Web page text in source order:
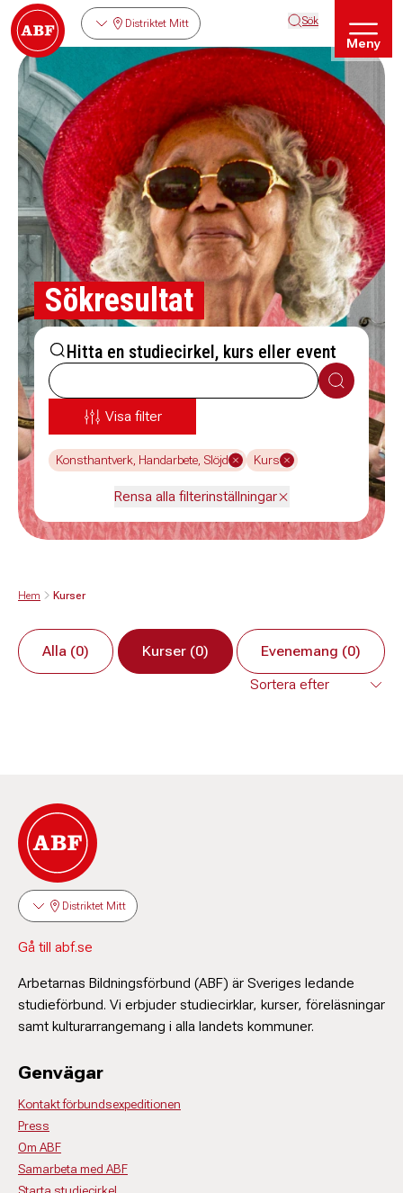
Distriktet Mitt Sök
Meny
Sökresultat
Hitta en studiecirkel, kurs eller event
Sök
Visa filter
Konsthantverk, Handarbete, Slöjd Kurs
Rensa alla filterinställningar
Hem Kurser
Alla (0) Kurser (0) Evenemang (0)
Distriktet Mitt
Gå till abf.se
Arbetarnas Bildningsförbund (ABF) är Sveriges ledande
studieförbund. Vi erbjuder studiecirklar, kurser, föreläsningar
samt kulturarrangemang i alla landets kommuner.
Genvägar
Kontakt förbundsexpeditionen
Press
Om ABF
Samarbeta med ABF